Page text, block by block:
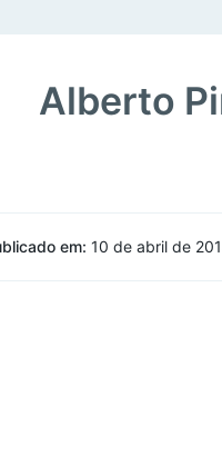
Alberto
em: 10 de abril de